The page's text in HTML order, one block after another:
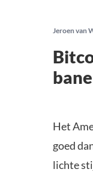
Jeroen van
Het
goed
lichte